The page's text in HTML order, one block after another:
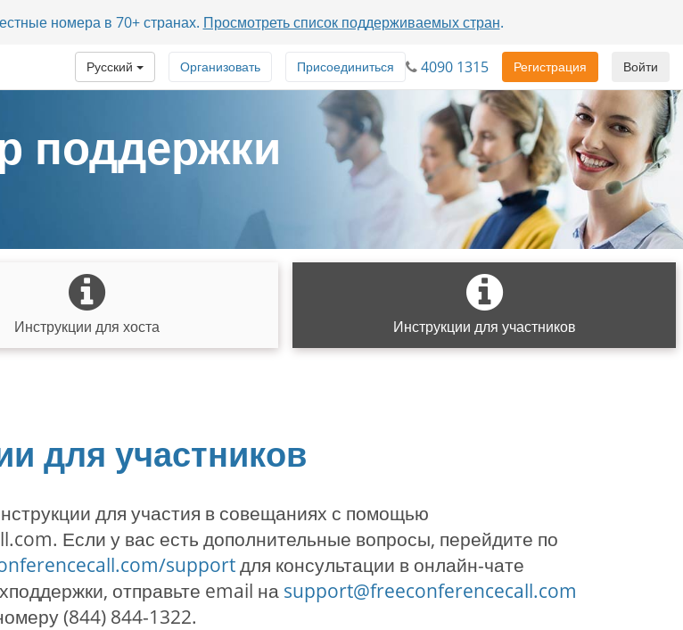
номера в 70+ странах. Просмотреть список поддерживаемых стран.
Войти
Регистрация
4090 1315
Присоединиться
Организовать
Русский
поддержки
Инструкции для хоста Инструкции для участников
для участников
для участия в совещаниях с помощью
Если у вас есть дополнительные вопросы, перейдите по
supportдля консультации в онлайн-чате
отправьте email на support@freeconferencecall.com
(844) 844-1322.